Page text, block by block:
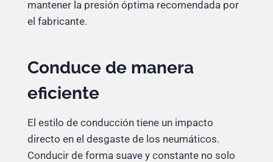
mantener la presión óptima recomendada por
el fabricante.
Conduce de manera
eficiente
El estilo de conducción tiene un impacto
directo en el desgaste de los neumáticos.
Conducir de forma suave y constante no solo